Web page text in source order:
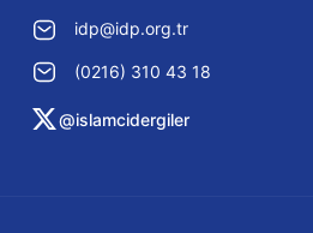
idp@idp.org.tr
(0216) 310 43 18
@islamcidergiler